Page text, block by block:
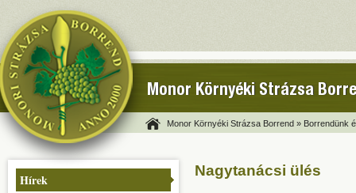
Monor Környéki Strázsa
Monor Környéki Strázsa Borrend » Borrendünk
Hírek
Nagytanácsi ülés